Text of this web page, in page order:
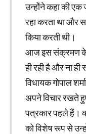
उन्होंने कहा की एक
रहा करता था और
किया करती थी।
आज इस संक्रमण के
ही रही है और ना
विधायक गोपाल
अपने विचार रखते
पत्रकार पहले हैं।
को विशेष रूप से